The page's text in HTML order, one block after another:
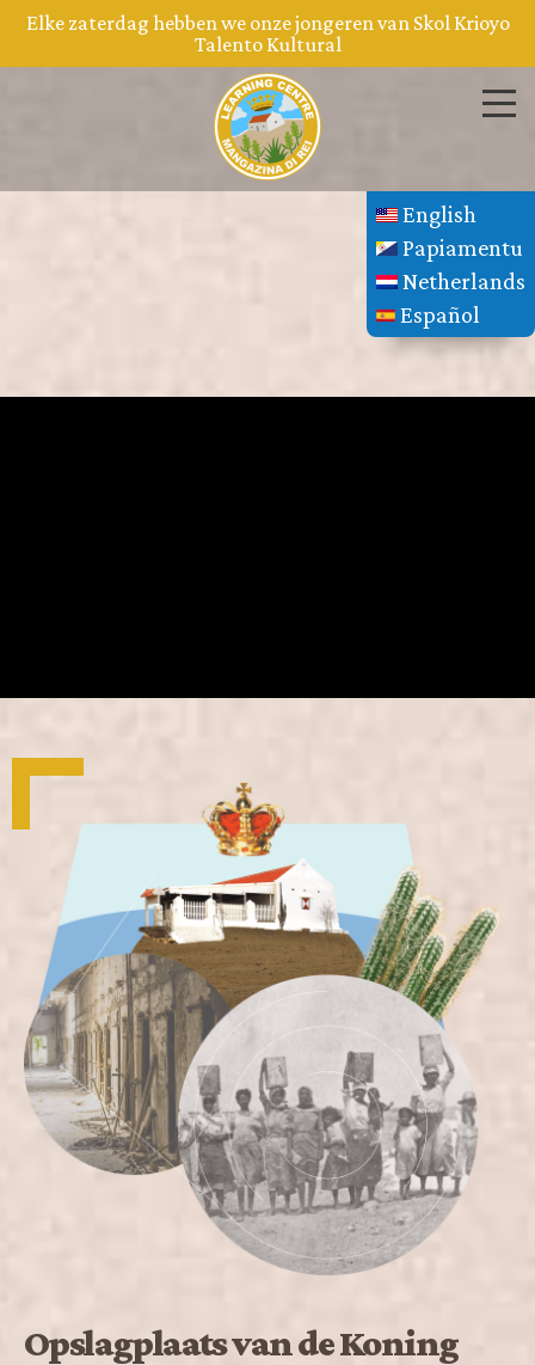
Elke zaterdag hebben we onze jongeren van Skol Krioyo
Talento Kultural
English
Papiamentu
Netherlands
Español
Opslagplaats van de Koning